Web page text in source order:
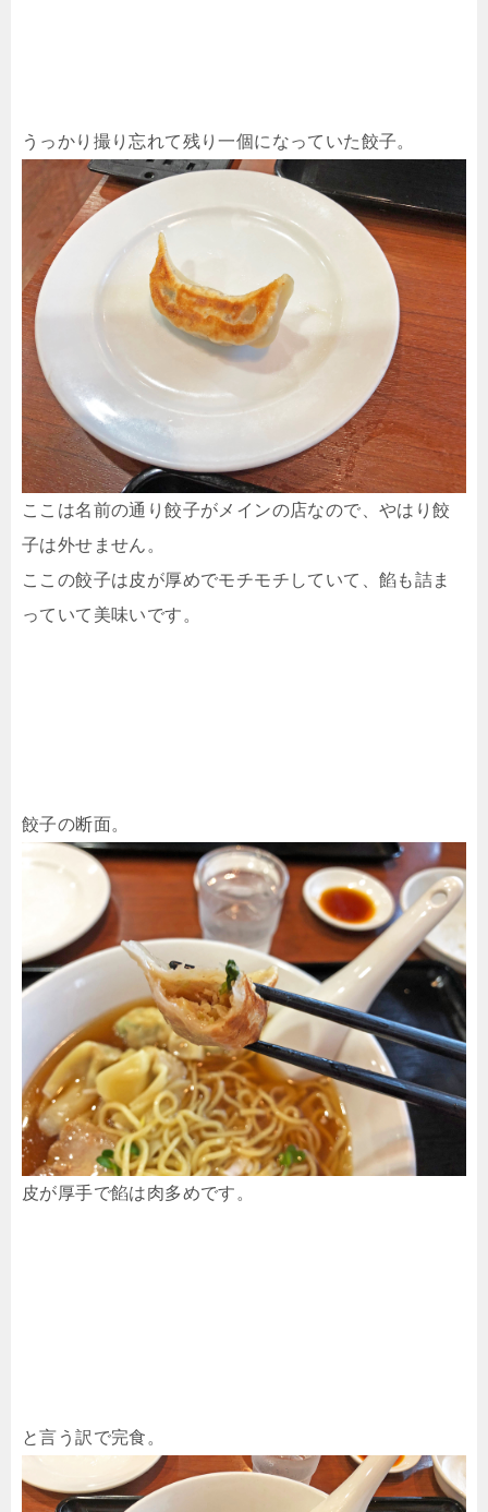
うっかり撮り忘れて残り一個になっていた餃子。
ここは名前の通り餃子がメインの店なので、やはり餃
子は外せません。
ここの餃子は皮が厚めでモチモチしていて、餡も詰ま
っていて美味いです。
餃子の断面。
皮が厚手で餡は肉多めです。
と言う訳で完食。